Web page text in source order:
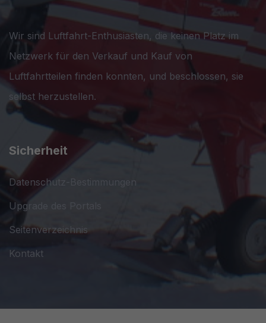
Wir sind Luftfahrt-Enthusiasten, die keinen Platz im
Netzwerk für den Verkauf und Kauf von
Luftfahrtteilen finden konnten, und beschlossen, sie
selbst herzustellen.
Sicherheit
Datenschutz-Bestimmungen
Upgrade des Portals
Seitenverzeichnis
Kontakt